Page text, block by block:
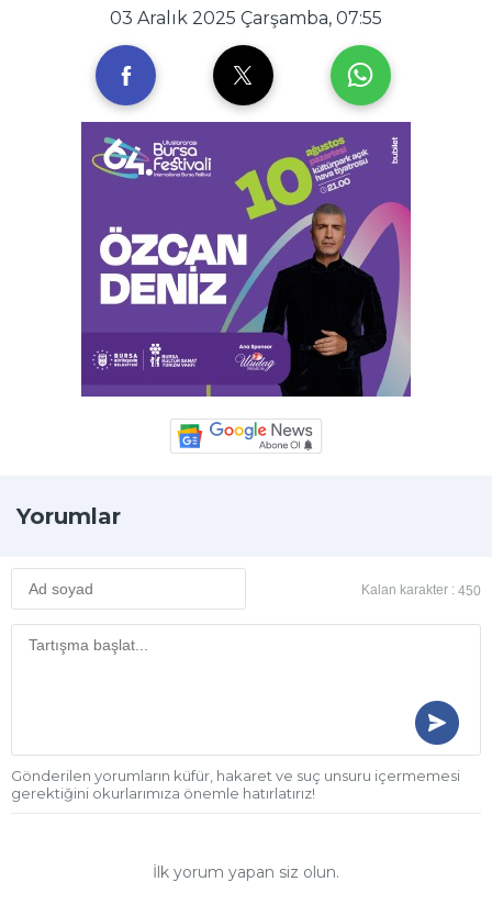
03 Aralık 2025 Çarşamba, 07:55
Yorumlar
Kalan karakter : 450
Gönderilen yorumların küfür, hakaret ve suç unsuru içermemesi
gerektiğini okurlarımıza önemle hatırlatırız!
İlk yorum yapan siz olun.